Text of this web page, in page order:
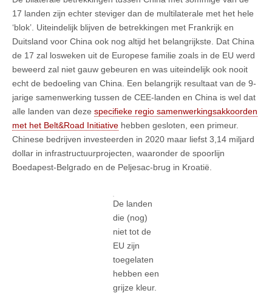
17 landen zijn echter steviger dan de multilaterale met het hele
‘blok’. Uiteindelijk blijven de betrekkingen met Frankrijk en
Duitsland voor China ook nog altijd het belangrijkste. Dat China
de 17 zal losweken uit de Europese familie zoals in de EU werd
beweerd zal niet gauw gebeuren en was uiteindelijk ook nooit
echt de bedoeling van China. Een belangrijk resultaat van de 9-
jarige samenwerking tussen de CEE-landen en China is wel dat
alle landen van deze specifieke regio samenwerkingsakkoorden
met het Belt&Road Initiative hebben gesloten, een primeur.
Chinese bedrijven investeerden in 2020 maar liefst 3,14 miljard
dollar in infrastructuurprojecten, waaronder de spoorlijn
Boedapest-Belgrado en de Peljesac-brug in Kroatië.
De landen
die (nog)
niet tot de
EU zijn
toegelaten
hebben een
grijze kleur.